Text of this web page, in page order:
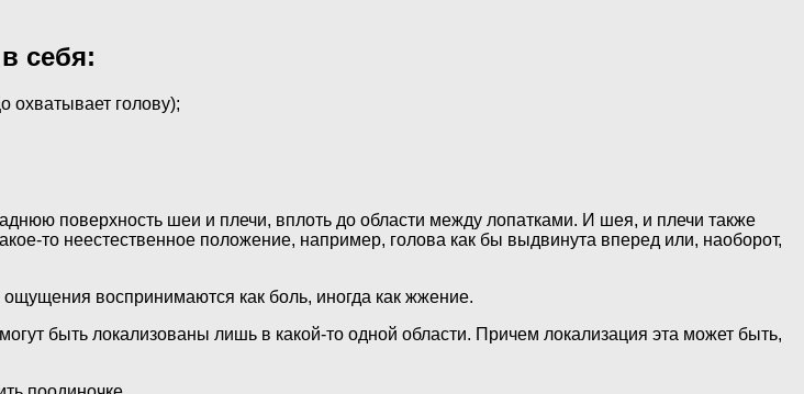
себя:
охватывает голову);
поверхность шеи и плечи, вплоть до области между лопатками. И шея, и плечи также
то неестественное положение, например, голова как бы выдвинута вперед или, наоборот,
воспринимаются как боль, иногда как жжение.
быть локализованы лишь в какой-то одной области. Причем локализация эта может быть,